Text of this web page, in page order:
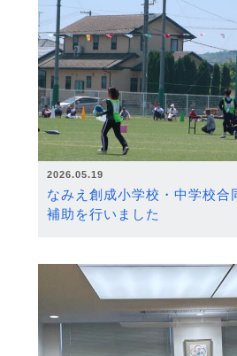
2026.05.19
なみえ創成小学校・中学校合
補助を行いました